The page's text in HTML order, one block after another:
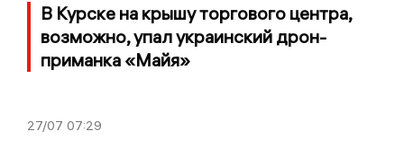
В Курске на крышу торгового центра,
возможно, упал украинский дрон-
приманка «Майя»
27/07 07:29